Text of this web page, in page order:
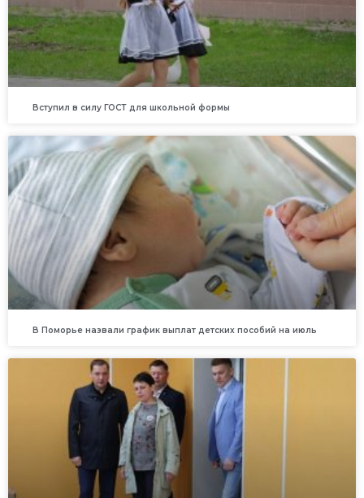
Вступил в силу ГОСТ для школьной формы
В Поморье назвали график выплат детских пособий на июль